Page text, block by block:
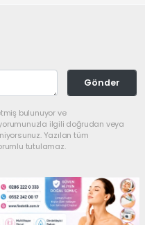
Gönder
bulunuyor ve
ilgili doğrudan veya
Yazılan tüm
tutulamaz.